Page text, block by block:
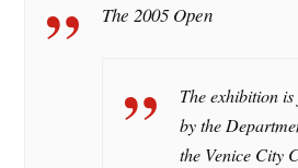
The 2005 Open
The exhibition
by the
the Venice City